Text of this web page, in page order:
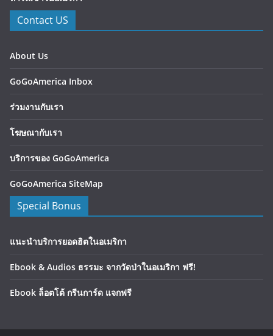
Contact US
About Us
GoGoAmerica Inbox
ร่วมงานกับเรา
โฆษณากับเรา
บริการของ GoGoAmerica
GoGoAmerica SiteMap
Special Bonus
แนะนำบริการยอดฮิตในอเมริกา
Ebook & Audios ธรรมะ จากวัดป่าในอเมริกา ฟรี!
Ebook ล็อตโต้ กรีนการ์ด แจกฟรี